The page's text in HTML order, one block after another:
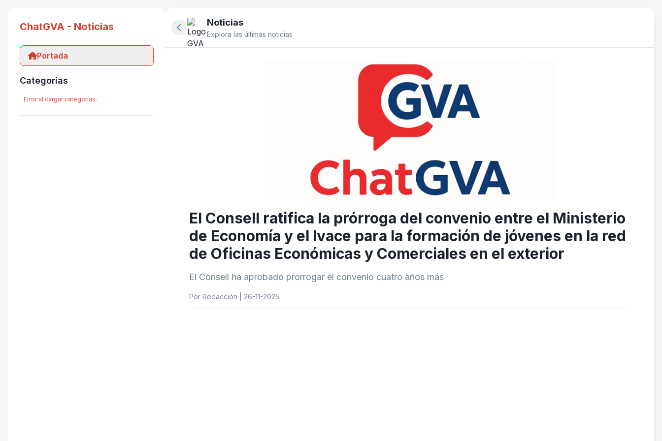
ChatGVA - Noticias
Portada
Categorías
Error al cargar categorías.
Ocultar panel lateral
Noticias
Explora las últimas noticias
El Consell ratifica la prórroga del convenio entre el Ministerio
de Economía y el Ivace para la formación de jóvenes en la red
de Oficinas Económicas y Comerciales en el exterior
El Consell ha aprobado prorrogar el convenio cuatro años más
Por Redacción | 26-11-2025